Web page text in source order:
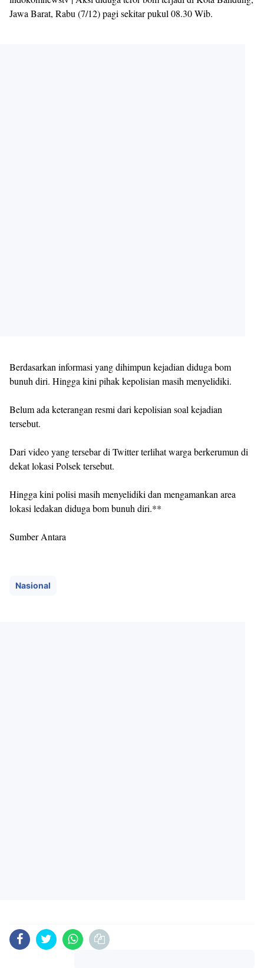
Jawa Barat, Rabu (7/12) pagi sekitar pukul 08.30 Wib.
Berdasarkan informasi yang dihimpun kejadian diduga bom
bunuh diri. Hingga kini pihak kepolisian masih menyelidiki.
Belum ada keterangan resmi dari kepolisian soal kejadian
tersebut.
Dari video yang tersebar di Twitter terlihat warga berkerumun di
dekat lokasi Polsek tersebut.
Hingga kini polisi masih menyelidiki dan mengamankan area
lokasi ledakan diduga bom bunuh diri.**
Sumber Antara
Nasional